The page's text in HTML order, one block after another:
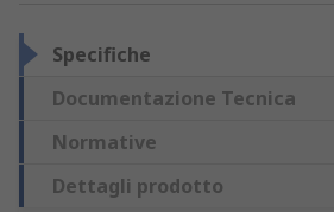
Specifiche
Documentazione Tecnica
Normative
Dettagli prodotto